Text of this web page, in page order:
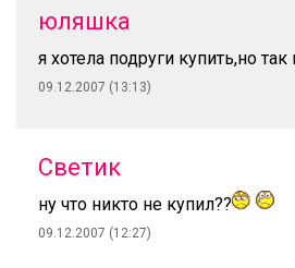
юляшка
я хотела подруги купить,но
09.12.2007 (13:13)
Светик
ну что никто не купил??
09.12.2007 (12:27)